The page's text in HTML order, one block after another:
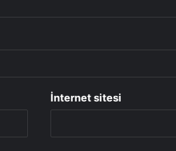
İnternet sitesi